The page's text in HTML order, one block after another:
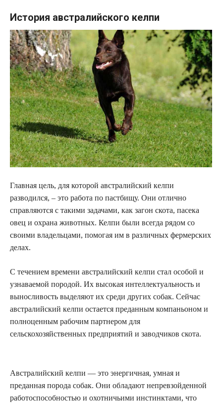
История австралийского келпи
Главная цель, для которой австралийский келпи
разводился, – это работа по пастбищу. Они отлично
справляются с такими задачами, как загон скота, пасека
овец и охрана животных. Келпи были всегда рядом со
своими владельцами, помогая им в различных фермерских
делах.
С течением времени австралийский келпи стал особой и
узнаваемой породой. Их высокая интеллектуальность и
выносливость выделяют их среди других собак. Сейчас
австралийский келпи остается преданным компаньоном и
полноценным рабочим партнером для
сельскохозяйственных предприятий и заводчиков скота.
Австралийский келпи — это энергичная, умная и
преданная порода собак. Они обладают непревзойденной
работоспособностью и охотничьими инстинктами, что